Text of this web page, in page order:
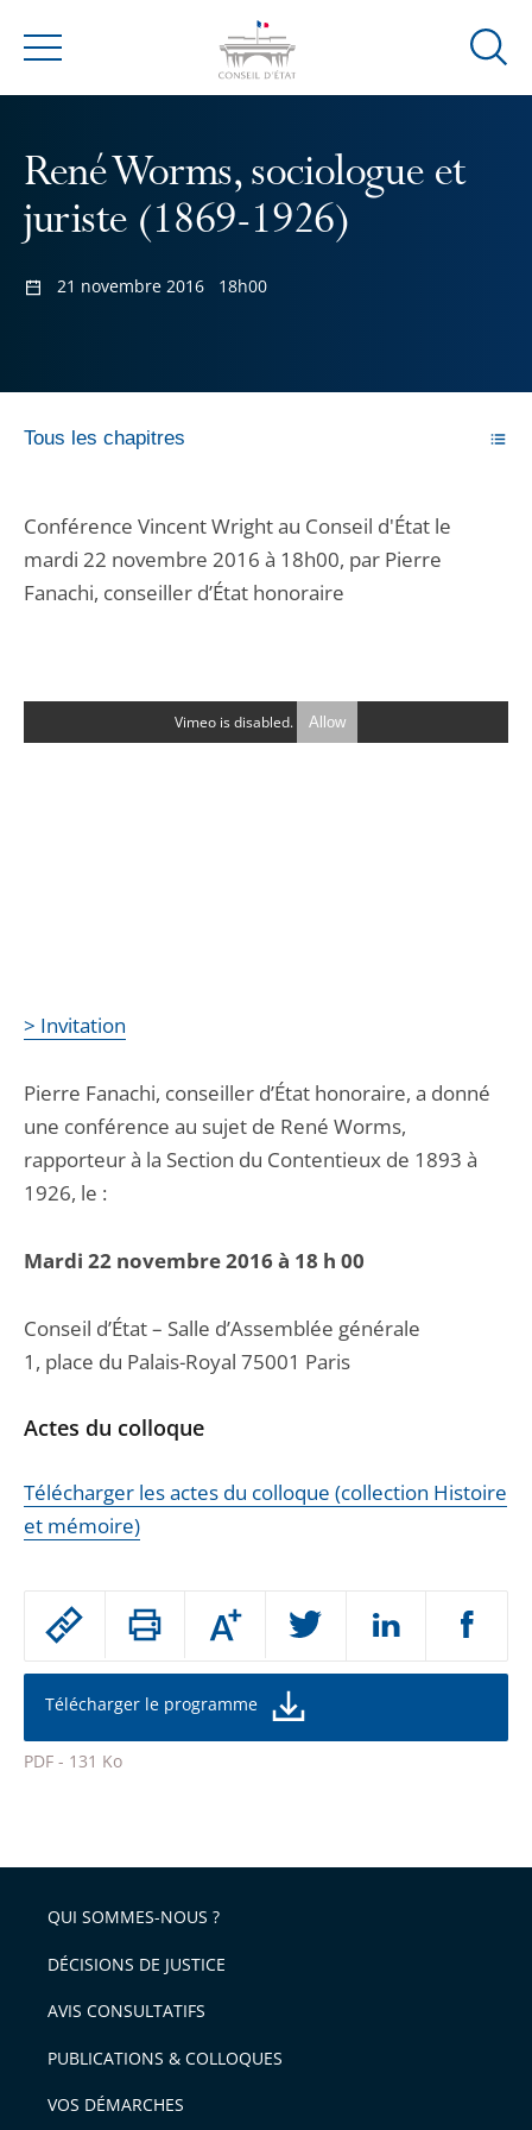
Menu
Ouvrir
René Worms, sociologue et
juriste (1869-1926)
21 novembre 2016 18h00
Passer
partage
de
l'article
pour
Augmenter
ou
la
de
police
Télécharger le programme
PDF - 131 Ko
l'article
pour
avant
Tous les chapitres
Conférence Vincent Wright au Conseil d'État le
mardi 22 novembre 2016 à 18h00, par Pierre
Fanachi, conseiller d’État honoraire
Vimeo is disabled. Allow
> Invitation
Pierre Fanachi, conseiller d’État honoraire, a donné
une conférence au sujet de René Worms,
rapporteur à la Section du Contentieux de 1893 à
1926, le :
Mardi 22 novembre 2016 à 18 h 00
Conseil d’État – Salle d’Assemblée générale
1, place du Palais-Royal 75001 Paris
Actes du colloque
Télécharger les actes du colloque (collection Histoire
et mémoire)
QUI SOMMES-NOUS ?
DÉCISIONS DE JUSTICE
AVIS CONSULTATIFS
PUBLICATIONS & COLLOQUES
VOS DÉMARCHES